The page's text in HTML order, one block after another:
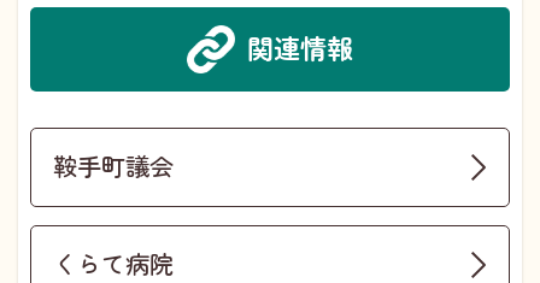
関連情報
鞍手町議会
くらて病院